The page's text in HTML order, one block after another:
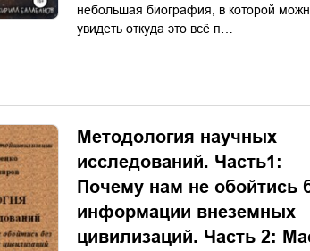
небольшая биография, в которой
увидеть откуда это всё п…
Методология научных
исследований. Часть1:
Почему нам не обойтись
информации внеземных
цивилизаций. Часть 2: